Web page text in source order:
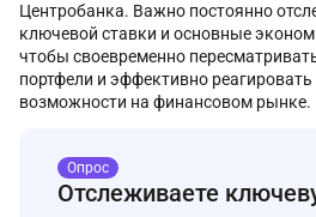
Центробанка. Важно постоянно
ключевой ставки и основные
чтобы своевременно
портфели и эффективно
возможности на финансовом рынке.
Отслеживаете
Опрос